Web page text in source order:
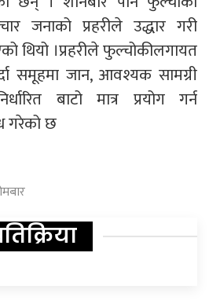
जनाको प्रहरीले उद्धार गरी
थियो ।प्रहरीले फुल्चोकीलगायत
समूहमा जान, आवश्यक सामग्री
बाटो मात्र प्रयोग गर्न
गरेको छ